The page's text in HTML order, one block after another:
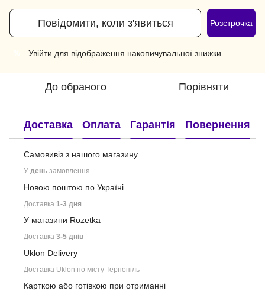
Повідомити, коли з'явиться Розстрочка
Увійти для відображення накопичувальної знижки
До обраного Порівняти
Доставка Оплата Гарантія Повернення
Самовивіз з нашого магазину
У день замовлення
Новою поштою по Україні
Доставка 1-3 дня
У магазини Rozetka
Доставка 3-5 днів
Uklon Delivery
Доставка Uklon по місту Тернопіль
Карткою або готівкою при отриманні